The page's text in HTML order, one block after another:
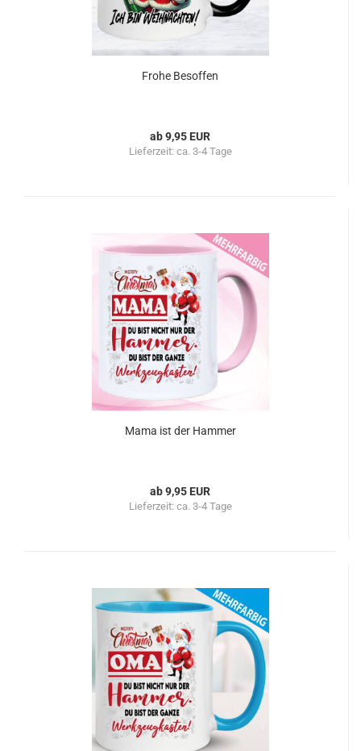
Frohe Besoffen
ab 9,95 EUR
Lieferzeit: ca. 3-4 Tage
Mama ist der Hammer
ab 9,95 EUR
Lieferzeit: ca. 3-4 Tage